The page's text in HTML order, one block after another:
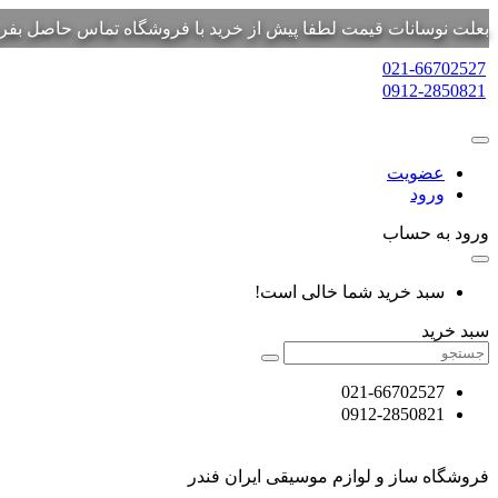
بعلت نوسانات قیمت لطفا پیش از خرید با فروشگاه تماس حاصل
021-66702527
0912-2850821
عضویت
ورود
ورود به حساب
سبد خرید شما خالی است!
سبد خرید
021-66702527
0912-2850821
فروشگاه ساز و لوازم موسیقی ایران فندر